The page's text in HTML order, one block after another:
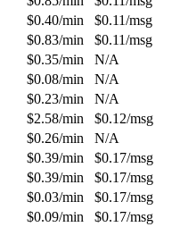
$0.40/min $0.11/msg
$0.83/min $0.11/msg
$0.35/min
N/A
$0.08/min
N/A
$0.23/min
N/A
$2.58/min $0.12/msg
$0.26/min
N/A
$0.39/min $0.17/msg
$0.39/min $0.17/msg
$0.03/min $0.17/msg
$0.09/min $0.17/msg